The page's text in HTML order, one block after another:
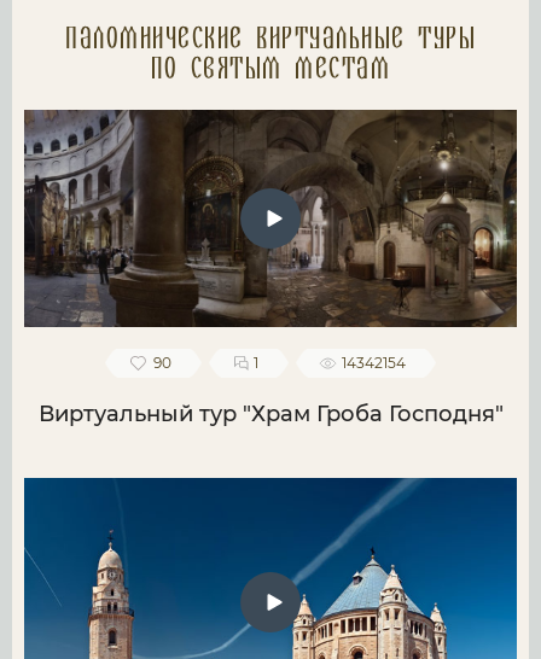
Паломнические Виртуальные туры
по святым местам
90 1 14342154
Виртуальный тур "Храм Гроба Господня"